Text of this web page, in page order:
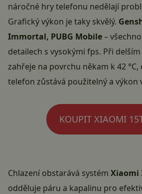
náročné hry telefonu nedělají
Grafický výkon je taky skvělý.
Immortal, PUBG Mobile–
detailech s vysokými fps. Při
zahřeje na povrchu někam k 42
telefon zůstává použitelný a výkon
KOUPIT XIAOMI
Chlazení obstarává systém Xiaomi
odděluje páru a kapalinu pro